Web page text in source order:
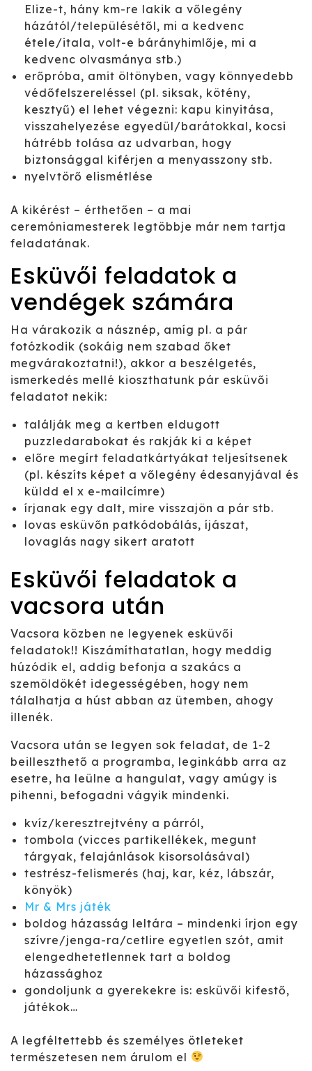
Elize-t, hány km-re lakik a vőlegény
házától/településétől, mi a kedvenc
étele/itala, volt-e bárányhimlője, mi a
kedvenc olvasmánya stb.)
erőpróba, amit öltönyben, vagy könnyedebb
védőfelszereléssel (pl. siksak, kötény,
kesztyű) el lehet végezni: kapu kinyitása,
visszahelyezése egyedül/barátokkal, kocsi
hátrébb tolása az udvarban, hogy
biztonsággal kiférjen a menyasszony stb.
nyelvtörő elismétlése
A kikérést – érthetően – a mai
ceremóniamesterek legtöbbje már nem tartja
feladatának.
Esküvői feladatok a
vendégek számára
Ha várakozik a násznép, amíg pl. a pár
fotózkodik (sokáig nem szabad őket
megvárakoztatni!), akkor a beszélgetés,
ismerkedés mellé kioszthatunk pár esküvői
feladatot nekik:
találják meg a kertben eldugott
puzzledarabokat és rakják ki a képet
előre megírt feladatkártyákat teljesítsenek
(pl. készíts képet a vőlegény édesanyjával és
küldd el x e-mailcímre)
írjanak egy dalt, mire visszajön a pár stb.
lovas esküvőn patkódobálás, íjászat,
lovaglás nagy sikert aratott
Esküvői feladatok a
vacsora után
Vacsora közben ne legyenek esküvői
feladatok!! Kiszámíthatatlan, hogy meddig
húzódik el, addig befonja a szakács a
szemöldökét idegességében, hogy nem
tálalhatja a húst abban az ütemben, ahogy
illenék.
Vacsora után se legyen sok feladat, de 1-2
beilleszthető a programba, leginkább arra az
esetre, ha leülne a hangulat, vagy amúgy is
pihenni, befogadni vágyik mindenki.
kvíz/keresztrejtvény a párról,
tombola (vicces partikellékek, megunt
tárgyak, felajánlások kisorsolásával)
testrész-felismerés (haj, kar, kéz, lábszár,
könyök)
Mr & Mrs játék
boldog házasság leltára – mindenki írjon egy
szívre/jenga-ra/cetlire egyetlen szót, amit
elengedhetetlennek tart a boldog
házassághoz
gondoljunk a gyerekekre is: esküvői kifestő,
játékok…
A legféltettebb és személyes ötleteket
természetesen nem árulom el